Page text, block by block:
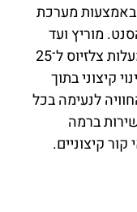
באמצעות מערכת
מוריץ ועד
טיראנו. כך הנוסעים עוברים מ־10 מעלות צלזיוס ל־25
קיצוני בתוך
לנעימה בכל
ברמה
קיצוניים.